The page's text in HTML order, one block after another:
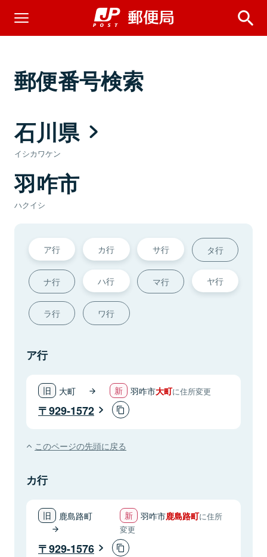
郵便番号検索
石川県
イシカワケン
羽咋市
ハクイシ
ア行 カ行 サ行 タ行
ナ行 ハ行 マ行 ヤ行
ラ行 ワ行
ア行
大町 羽咋市大町に住所変更
929-1572
このページの先頭に戻る
カ行
鹿島路町 羽咋市鹿島路町に住所
変更
929-1576